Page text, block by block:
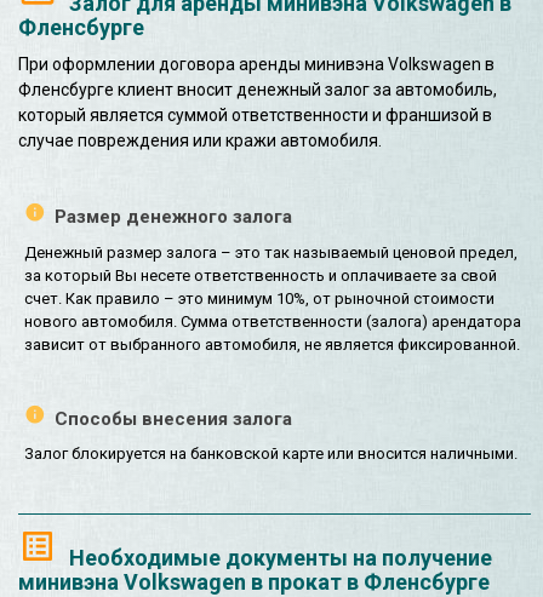
Фленсбурге
При оформлении договора аренды минивэна Volkswagen в
Фленсбурге клиент вносит денежный залог за автомобиль,
который является суммой ответственности и франшизой в
случае повреждения или кражи автомобиля.
Размер денежного залога
Денежный размер залога – это так называемый ценовой предел,
за который Вы несете ответственность и оплачиваете за свой
счет. Как правило – это минимум 10%, от рыночной стоимости
нового автомобиля. Сумма ответственности (залога) арендатора
зависит от выбранного автомобиля, не является фиксированной.
Способы внесения залога
Залог блокируется на банковской карте или вносится наличными.
Необходимые документы на получение
минивэна Volkswagen в прокат в Фленсбурге